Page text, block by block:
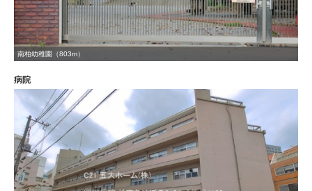
南柏幼稚園（803m）
病院